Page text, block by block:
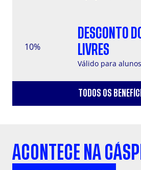
10%
DESCONTO
LIVRES
Válido para
TODOS OS
ACONTECE NA